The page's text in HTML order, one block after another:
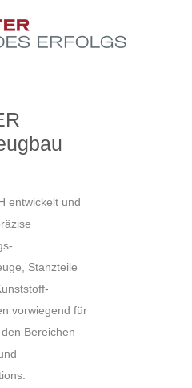
entwickelt und
Stanzteile
vorwiegend für
Bereichen